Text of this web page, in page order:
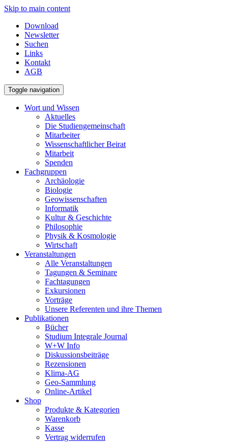
Skip to main content
Download
Newsletter
Suchen
Links
Kontakt
AGB
Toggle navigation
Wort und Wissen
Aktuelles
Die Studiengemeinschaft
Mitarbeiter
Wissenschaftlicher Beirat
Mitarbeit
Spenden
Fachgruppen
Archäologie
Biologie
Geowissenschaften
Informatik
Kultur & Geschichte
Philosophie
Physik & Kosmologie
Wirtschaft
Veranstaltungen
Alle Veranstaltungen
Tagungen & Seminare
Fachtagungen
Exkursionen
Vorträge
Unsere Referenten und ihre Themen
Publikationen
Bücher
Studium Integrale Journal
W+W Info
Diskussionsbeiträge
Rezensionen
Klima-AG
Geo-Sammlung
Online-Artikel
Shop
Produkte & Kategorien
Warenkorb
Kasse
Vertrag widerrufen